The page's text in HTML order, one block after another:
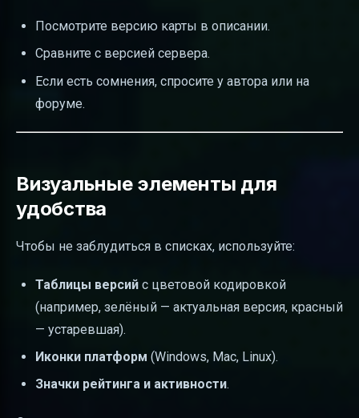
Посмотрите версию карты в описании.
Сравните с версией сервера.
Если есть сомнения, спросите у автора или на
форуме.
Визуальные элементы для
удобства
Чтобы не заблудиться в списках, используйте:
Таблицы версий с цветовой кодировкой
(например, зелёный — актуальная версия, красный
— устаревшая).
Иконки платформ (Windows, Mac, Linux).
Значки рейтинга и активности.